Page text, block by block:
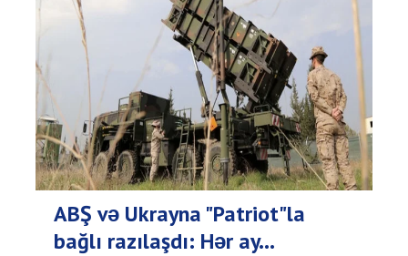
ABŞ və Ukrayna "Patriot"la
bağlı razılaşdı: Hər ay...